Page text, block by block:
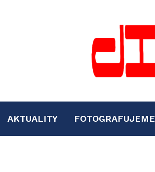
AKTUALITY FOTOGRAFUJEME